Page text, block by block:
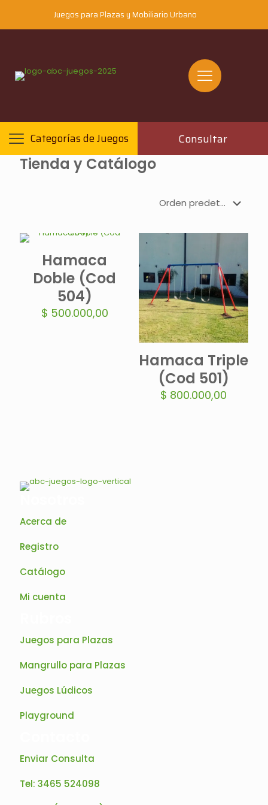
Juegos para Plazas y Mobiliario Urbano
Categorías de Juegos Consultar
Tienda y Catálogo
Hamaca
Doble (Cod
504)
$ 500.000,00
Hamaca Triple
(Cod 501)
$ 800.000,00
Acerca de
Registro
Catálogo
Mi cuenta
Juegos para Plazas
Mangrullo para Plazas
Juegos Lúdicos
Playground
Enviar Consulta
Tel: 3465 524098